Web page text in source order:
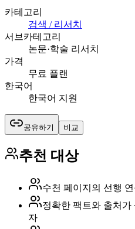
카테고리
검색 / 리서치
서브카테고리
논문·학술 리서치
가격
무료 플랜
한국어
한국어 지원
공유하기 비교
추천 대상
수천 페이지의 선행
정확한 팩트와 출처가
자